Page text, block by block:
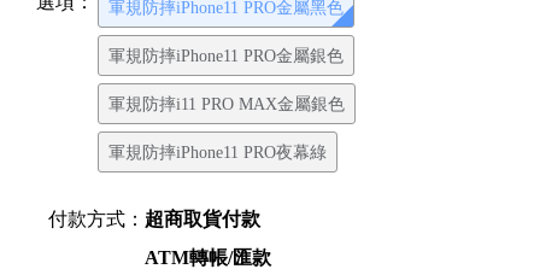
軍規防摔iPhone11 PRO金屬黑色
軍規防摔iPhone11 PRO金屬銀色
軍規防摔i11 PRO MAX金屬銀色
軍規防摔iPhone11 PRO夜幕綠
付款方式： 超商取貨付款
ATM轉帳/匯款